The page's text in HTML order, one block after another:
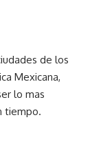
de los
Mexicana,
lo mas
tiempo.